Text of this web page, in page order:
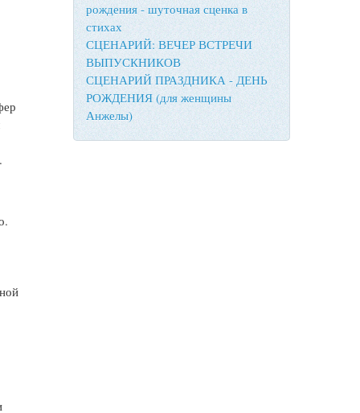
рождения - шуточная сценка в
стихах
СЦЕНАРИЙ: ВЕЧЕР ВСТРЕЧИ
ВЫПУСКНИКОВ
СЦЕНАРИЙ ПРАЗДНИКА - ДЕНЬ
РОЖДЕНИЯ (для женщины
Анжелы)